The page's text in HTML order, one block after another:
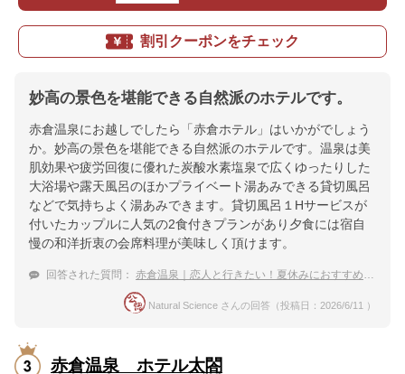
割引クーポンをチェック
妙高の景色を堪能できる自然派のホテルです。
赤倉温泉にお越しでしたら「赤倉ホテル」はいかがでしょう
か。妙高の景色を堪能できる自然派のホテルです。温泉は美
肌効果や疲労回復に優れた炭酸水素塩泉で広くゆったりした
大浴場や露天風呂のほかプライベート湯あみできる貸切風呂
などで気持ちよく湯あみできます。貸切風呂１Hサービスが
付いたカップルに人気の2食付きプランがあり夕食には宿自
慢の和洋折衷の会席料理が美味しく頂けます。
回答された質問： 赤倉温泉｜恋人と行きたい！夏休みにおすすめな宿は？
Natural Science さんの回答（投稿日：2026/6/11 ）
赤倉温泉 ホテル太閤